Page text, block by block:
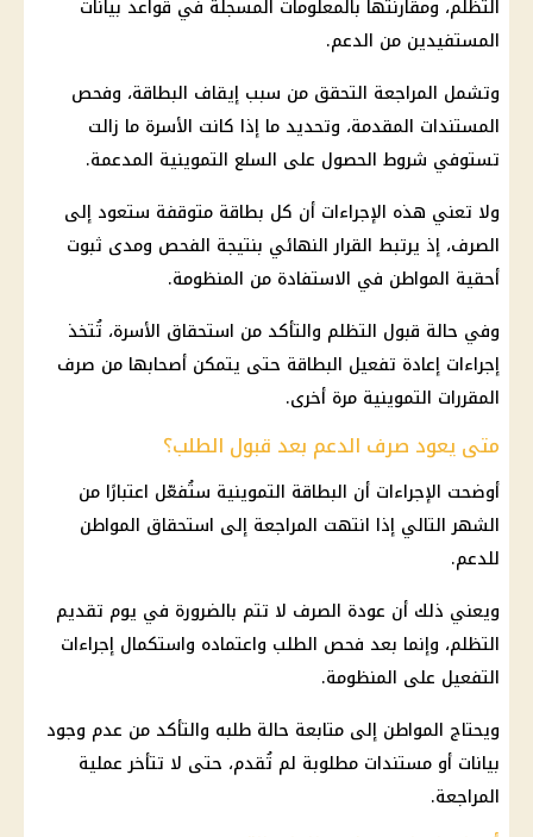
التظلم، ومقارنتها بالمعلومات المسجلة في قواعد بيانات
المستفيدين من الدعم.
وتشمل المراجعة التحقق من سبب إيقاف البطاقة، وفحص
المستندات المقدمة، وتحديد ما إذا كانت الأسرة ما زالت
تستوفي شروط الحصول على السلع التموينية المدعمة.
ولا تعني هذه الإجراءات أن كل بطاقة متوقفة ستعود إلى
الصرف، إذ يرتبط القرار النهائي بنتيجة الفحص ومدى ثبوت
أحقية المواطن في الاستفادة من المنظومة.
وفي حالة قبول التظلم والتأكد من استحقاق الأسرة، تُتخذ
إجراءات إعادة تفعيل البطاقة حتى يتمكن أصحابها من صرف
المقررات التموينية مرة أخرى.
متى يعود صرف الدعم بعد قبول الطلب؟
أوضحت الإجراءات أن البطاقة التموينية ستُفعّل اعتبارًا من
الشهر التالي إذا انتهت المراجعة إلى استحقاق المواطن
للدعم.
ويعني ذلك أن عودة الصرف لا تتم بالضرورة في يوم تقديم
التظلم، وإنما بعد فحص الطلب واعتماده واستكمال إجراءات
التفعيل على المنظومة.
ويحتاج المواطن إلى متابعة حالة طلبه والتأكد من عدم وجود
بيانات أو مستندات مطلوبة لم تُقدم، حتى لا تتأخر عملية
المراجعة.